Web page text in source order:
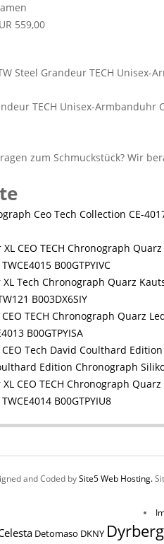
559,00
TECH Unisex-
B00GTPYIVC
B003DX6SIY
B00GTPYISA
Edition Chronograph
B00GTPYIU8
and Coded bySite5 Web Hosting.
Detomaso DKNY